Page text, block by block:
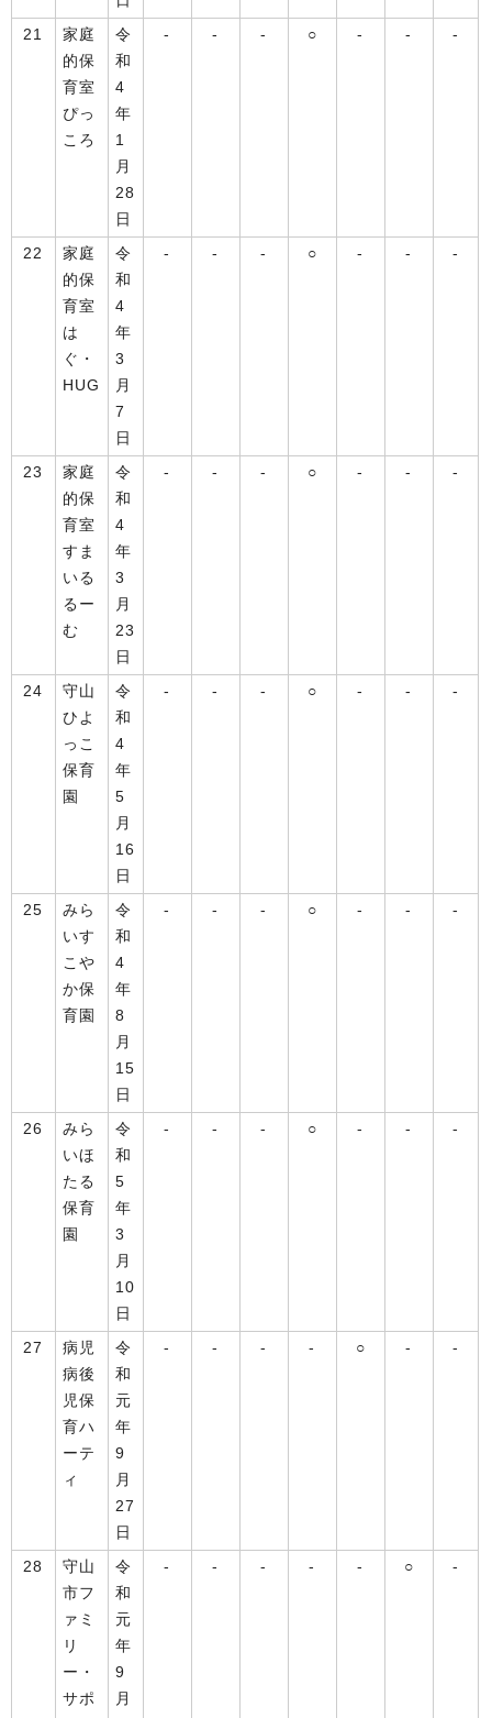
21
家庭
的保
育室
ぴっ
ころ
令
和
4
年
1
月
28
日
- - - ○ - - -
22
家庭
的保
育室
は
ぐ・
HUG
令
和
4
年
3
月
7
日
- - - ○ - - -
23
家庭
的保
育室
すま
いる
るー
む
令
和
4
年
3
月
23
日
- - - ○ - - -
24
守山
ひよ
っこ
保育
園
令
和
4
年
5
月
16
日
- - - ○ - - -
25
みら
いす
こや
か保
育園
令
和
4
年
8
月
15
日
- - - ○ - - -
26
みら
いほ
たる
保育
園
令
和
5
年
3
月
10
日
- - - ○ - - -
27
病児
病後
児保
育ハ
ーテ
ィ
令
和
元
年
9
月
27
日
- - - - ○ - -
28
守山
市フ
ァミ
リ
ー・
サポ
令
和
元
年
9
月
- - - - - ○ -